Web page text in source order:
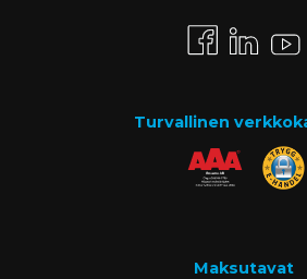
Turvallinen
Maksutavat